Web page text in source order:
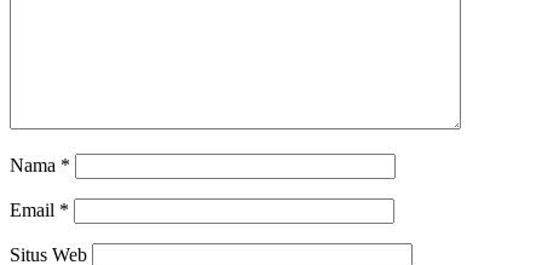
Nama *
Email *
Situs Web